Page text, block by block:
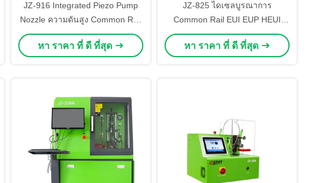
JZ-916 Integrated Piezo Pump
Nozzle ความดันสูง Common Rail
4 Pin Plunger Injector เครื่อง
ทดสอบ
หา ราคา ที่ ดี ที่สุด
JZ-825 ไดเซลบูรณาการ
Common Rail EUI EUP HEUI
Piezo Solenoid Injector และปั๊ม
bench การทดสอบ
หา ราคา ที่ ดี ที่สุด